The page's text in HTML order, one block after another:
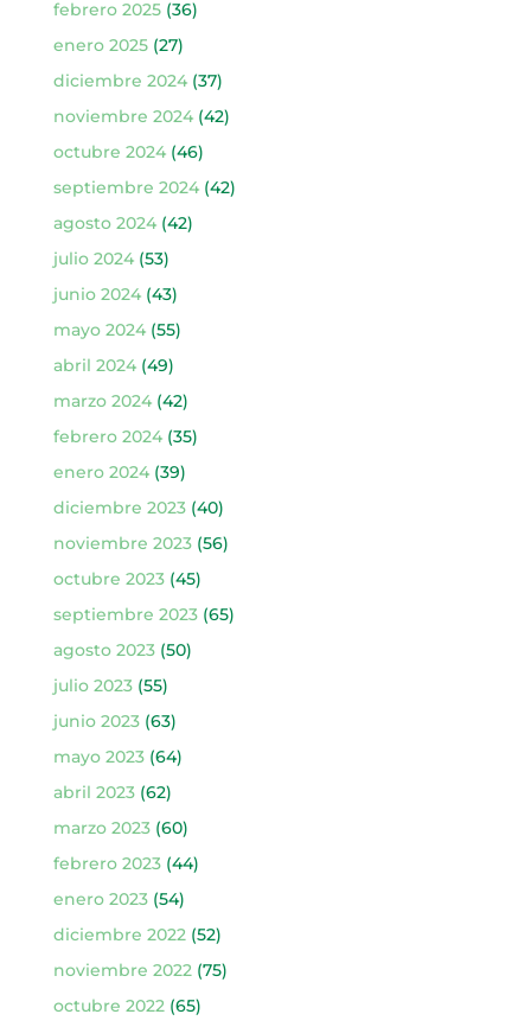
febrero 2025(36)
enero 2025(27)
diciembre 2024(37)
noviembre 2024(42)
octubre 2024(46)
septiembre 2024(42)
agosto 2024(42)
julio 2024(53)
junio 2024(43)
mayo 2024(55)
abril 2024(49)
marzo 2024(42)
febrero 2024(35)
enero 2024(39)
diciembre 2023(40)
noviembre 2023(56)
octubre 2023(45)
septiembre 2023(65)
agosto 2023(50)
julio 2023(55)
junio 2023(63)
mayo 2023(64)
abril 2023(62)
marzo 2023(60)
febrero 2023(44)
enero 2023(54)
diciembre 2022(52)
noviembre 2022(75)
octubre 2022(65)